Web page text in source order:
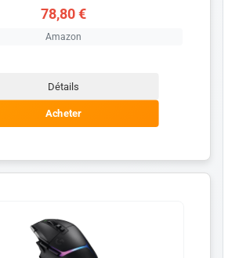
78,80 €
Amazon
Détails
Acheter